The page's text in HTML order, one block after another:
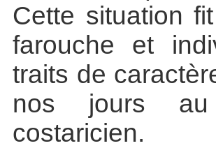
Cette situation
farouche et
traits de
nos jours
costaricien.